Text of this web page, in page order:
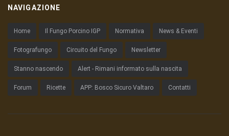
NAVIGAZIONE
Home Il Fungo Porcino IGP Normativa News & Eventi
Fotografungo Circuito del Fungo Newsletter
Stanno nascendo Alert - Rimani informato sulla nascita
Forum Ricette APP: Bosco Sicuro Valtaro Contatti